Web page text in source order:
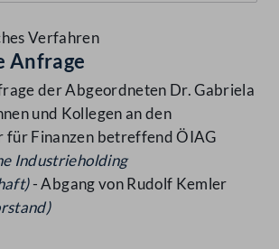
Verfahren
Anfrage
der Abgeordneten Dr. Gabriela
und Kollegen an den
für Finanzen betreffend ÖIAG
Industrieholding
- Abgang von Rudolf Kemler